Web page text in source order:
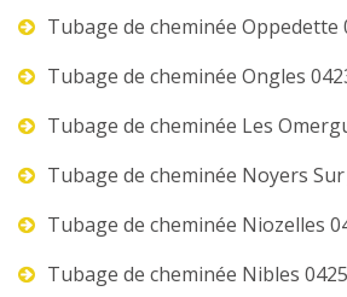
Tubage de cheminée Oppedette
Tubage de cheminée Ongles
Tubage de cheminée Les
Tubage de cheminée Noyers
Tubage de cheminée Niozelles
Tubage de cheminée Nibles